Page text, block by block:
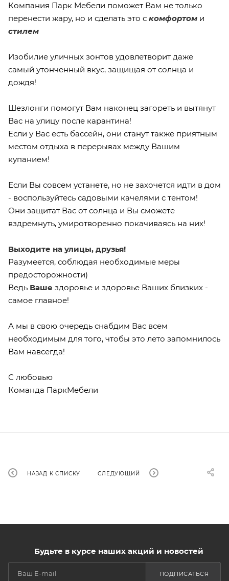
Компания Парк Мебели поможет Вам не только
перенести жару, но и сделать это с комфортом и
стилем
Изобилие уличных зонтов удовлетворит даже
самый утонченный вкус, защищая от солнца и
дождя!
Шезлонги помогут Вам наконец загореть и вытянут
Вас на улицу после карантина!
Если у Вас есть бассейн, они станут также приятным
местом отдыха в перерывах между Вашим
купанием!
Если Вы совсем устанете, но не захочется идти в дом
- воспользуйтесь садовыми качелями с тентом!
Они защитат Вас от солнца и Вы сможете
вздремнуть, умиротворенно покачиваясь на них!
Выходите на улицы, друзья!
Разумеется, соблюдая необходимые меры
предосторожности)
Ведь Ваше здоровье и здоровье Ваших близких -
самое главное!
А мы в свою очередь снабдим Вас всем
необходимым для того, чтобы это лето запомнилось
Вам навсегда!
С любовью
Команда ПаркМебели
НАЗАД К СПИСКУ СЛЕДУЮЩИЙ
Будьте в курсе наших акций и новостей
ПОДПИСАТЬСЯ